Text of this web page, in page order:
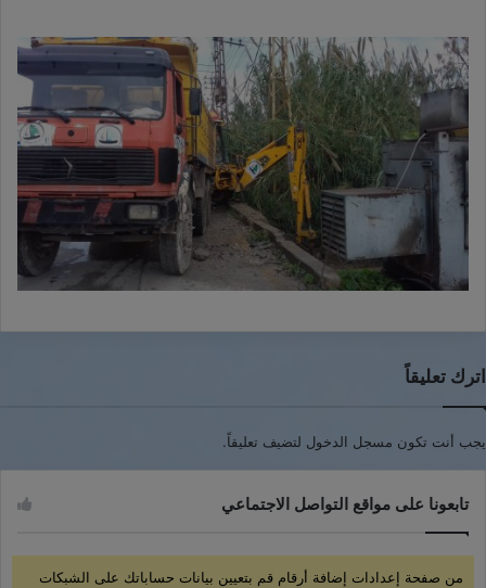
اترك تعليقاً
يجب أنت تكون مسجل الدخول لتضيف تعليقاً.
تابعونا على مواقع التواصل الاجتماعي
من صفحة إعدادات إضافة أرقام قم بتعيين بيانات حساباتك على الشبكات